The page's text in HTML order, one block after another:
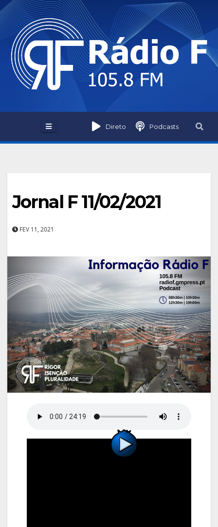
Skip
to
content
Direto Podcasts
Jornal F 11/02/2021
FEV 11, 2021